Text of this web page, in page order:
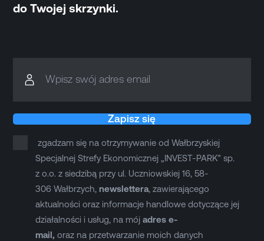
do Twojej skrzynki.
Wpisz swój adres email
Zapisz się
zgadzam się na otrzymywanie od Wałbrzyskiej
Specjalnej Strefy Ekonomicznej „INVEST-PARK” sp.
z o.o. z siedzibą przy ul. Uczniowskiej 16, 58-
306 Wałbrzych, newslettera, zawierającego
aktualności oraz informacje handlowe dotyczące jej
działalności i usług, na mój adres e-
mail, oraz na przetwarzanie moich danych